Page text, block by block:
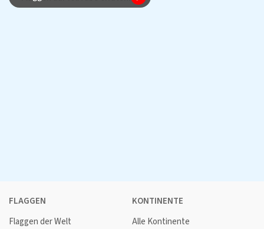
FLAGGEN
Flaggen der Welt
KONTINENTE
Alle Kontinente